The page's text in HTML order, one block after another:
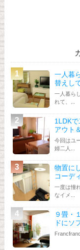
一人暮
替えし
一人暮ら
れて、...
1LDK
アウト
今回はユ
婦二人...
物置に
コーデ
一度は憧
なイメ...
９畳・
ドにソ